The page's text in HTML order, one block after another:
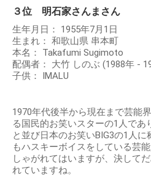
３位 明石家さんまさん
生年月日： 1955年7月1日
生まれ： 和歌山県 串本町
本名： Takafumi Sugimoto
配偶者： 大竹 しのぶ (1988年 -
子供： IMALU
1970年代後半から現在まで芸能
る国民的お笑いスターの1人であ
と並び日本のお笑いBIG3の1人
もハスキーボイスをしている芸
しゃがれてはいますが、決して
れていますね。